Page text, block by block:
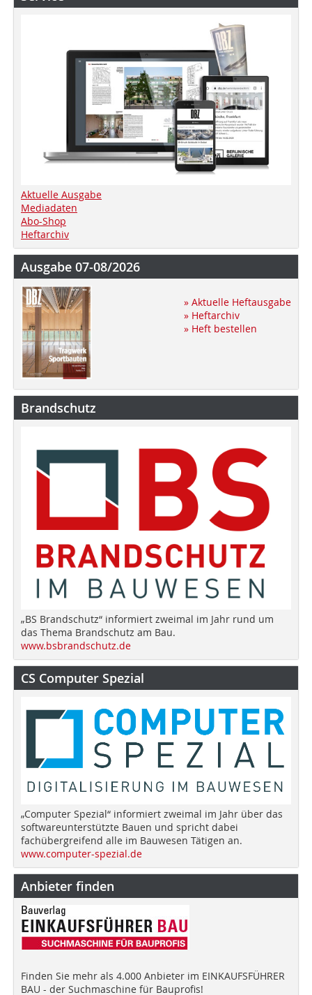
Aktuelle Ausgabe
Mediadaten
Abo-Shop
Heftarchiv
Ausgabe 07-08/2026
» Aktuelle Heftausgabe
» Heftarchiv
» Heft bestellen
Brandschutz
„BS Brandschutz“ informiert zweimal im Jahr rund um
das Thema Brandschutz am Bau.
www.bsbrandschutz.de
CS Computer Spezial
„Computer Spezial“ informiert zweimal im Jahr über das
softwareunterstützte Bauen und spricht dabei
fachübergreifend alle im Bauwesen Tätigen an.
www.computer-spezial.de
Anbieter finden
Finden Sie mehr als 4.000 Anbieter im EINKAUFSFÜHRER
BAU - der Suchmaschine für Bauprofis!